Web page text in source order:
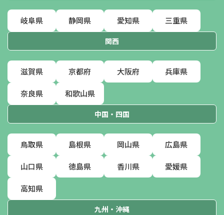
岐阜県 静岡県 愛知県 三重県
関西
滋賀県 京都府 大阪府 兵庫県
奈良県 和歌山県
中国・四国
鳥取県 島根県 岡山県 広島県
山口県 徳島県 香川県 愛媛県
高知県
九州・沖縄